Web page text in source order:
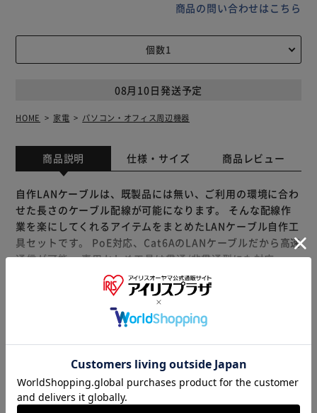
商品の問い合わせはこちら
08月10日発送予定
HOME 家電 パソコン・オフィス周辺機器
商品説明 仕様・サイズ 商品レビュー
自作LANケーブルは、既製品には無い、ご利用の環境に合わ
せた長さのケーブル配線が可能になります。 そんな配線作
業を楽にしてくれるアイテムをまとめたLANケーブル自作工
具セットです。 PoE対応、Cat6AのLANケーブルだから高速
通信が可能。 専用かしめ工具は貫通/非貫通型にも対応。
LANチェッカーは親機と子機に分離でき、結線チェックが簡
単。 透明で配線ミスを防ぎやすく、約2000回抜き差しをし
てもツメ折れに強いコネクタが100個セットでお得。 内容
物： CAT 6A LANケーブル 100m ×1, かしめ工具 ×1, LAN
U/UTP。 生産ロットにより、ケーブルには「Cat6 UTP」
「Cat6A」「Cat6E」のいずれかが印字されている場合がご
ざいます。 印字内容は規格に影響ございません。必ず上記
もっと見る
じめご了承ください。